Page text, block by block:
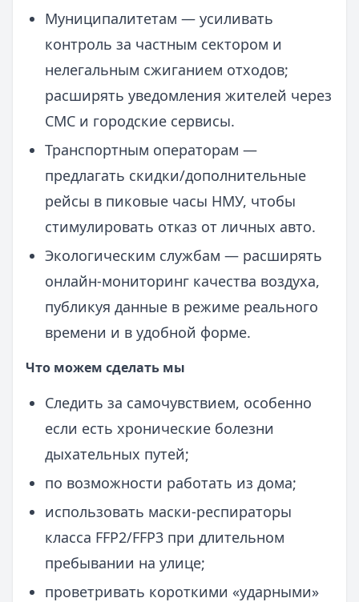
Муниципалитетам — усиливать
контроль за частным сектором и
нелегальным сжиганием отходов;
расширять уведомления жителей через
СМС и городские сервисы.
Транспортным операторам —
предлагать скидки/дополнительные
рейсы в пиковые часы НМУ, чтобы
стимулировать отказ от личных авто.
Экологическим службам — расширять
онлайн-мониторинг качества воздуха,
публикуя данные в режиме реального
времени и в удобной форме.
Что можем сделать мы
Следить за самочувствием, особенно
если есть хронические болезни
дыхательных путей;
по возможности работать из дома;
использовать маски-респираторы
класса FFP2/FFP3 при длительном
пребывании на улице;
проветривать короткими «ударными»